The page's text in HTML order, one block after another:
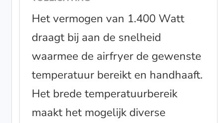
Het vermogen van 1.400 Watt
draagt bij aan de snelheid
waarmee de airfryer de gewenste
temperatuur bereikt en handhaaft.
Het brede temperatuurbereik
maakt het mogelijk diverse